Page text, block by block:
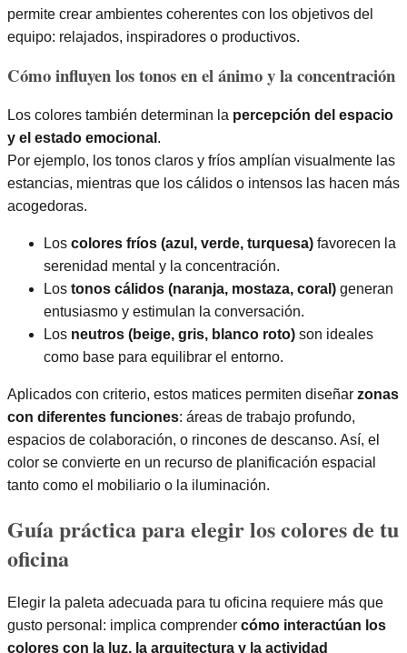
permite crear ambientes coherentes con los objetivos del
equipo: relajados, inspiradores o productivos.
Cómo influyen los tonos en el ánimo y la concentración
Los colores también determinan la percepción del espacio
y el estado emocional .
Por ejemplo, los tonos claros y fríos amplían visualmente las
estancias, mientras que los cálidos o intensos las hacen más
acogedoras.
Los colores fríos (azul, verde, turquesa) favorecen la
serenidad mental y la concentración.
Los tonos cálidos (naranja, mostaza, coral) generan
entusiasmo y estimulan la conversación.
Los neutros (beige, gris, blanco roto) son ideales
como base para equilibrar el entorno.
Aplicados con criterio, estos matices permiten diseñar zonas
con diferentes funciones: áreas de trabajo profundo,
espacios de colaboración, o rincones de descanso. Así, el
color se convierte en un recurso de planificación espacial
tanto como el mobiliario o la iluminación.
Guía práctica para elegir los colores de tu
oficina
Elegir la paleta adecuada para tu oficina requiere más que
gusto personal: implica comprender cómo interactúan los
colores con la luz, la arquitectura y la actividad